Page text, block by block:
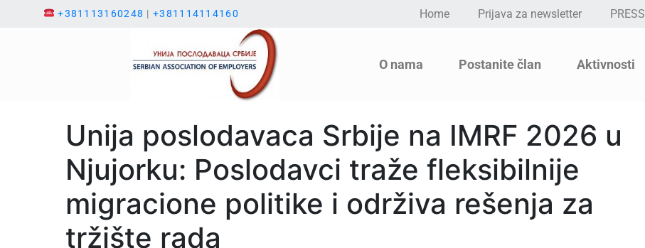
+381113160248 |+381114114160 Home Prijava za newsletter PRESS
O nama Postanite član Aktivnosti
Unija poslodavaca Srbije na IMRF 2026 u
Njujorku: Poslodavci traže fleksibilnije
migracione politike i održiva rešenja za
tržište rada